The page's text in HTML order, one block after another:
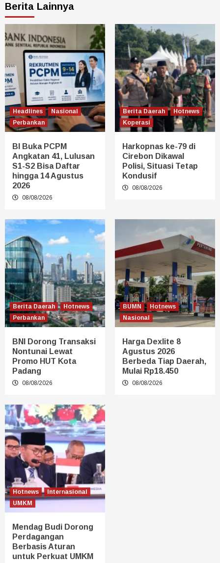
Berita Lainnya
Headlines
Nasional
Perbankan
BI Buka PCPM
Angkatan 41, Lulusan
S1-S2 Bisa Daftar
hingga 14 Agustus
2026
08/08/2026
Berita Daerah
Hotnews
Koperasi
Harkopnas ke-79 di
Cirebon Dikawal
Polisi, Situasi Tetap
Kondusif
08/08/2026
Berita Daerah
Hotnews
Perbankan
BNI Dorong Transaksi
Nontunai Lewat
Promo HUT Kota
Padang
08/08/2026
BUMN
Hotnews
Nasional
Harga Dexlite 8
Agustus 2026
Berbeda Tiap Daerah,
Mulai Rp18.450
08/08/2026
Hotnews
Internasional
UMKM
Mendag Budi Dorong
Perdagangan
Berbasis Aturan
untuk Perkuat UMKM